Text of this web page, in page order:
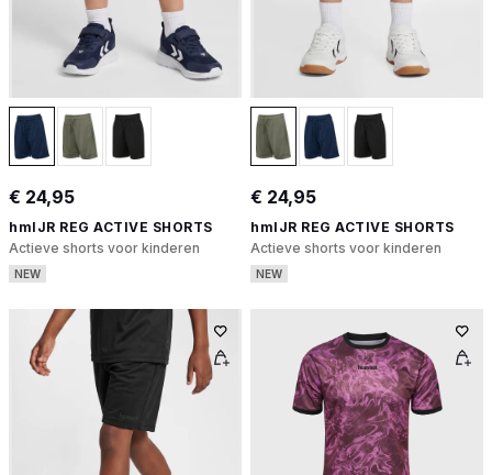
€ 24,95
hmlJR REG ACTIVE SHORTS
Actieve shorts voor kinderen
NEW
€ 24,95
hmlJR REG ACTIVE SHORTS
Actieve shorts voor kinderen
NEW